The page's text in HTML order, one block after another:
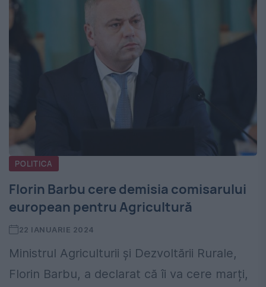
POLITICA
Florin Barbu cere demisia comisarului
european pentru Agricultură
22 IANUARIE 2024
Ministrul Agriculturii şi Dezvoltării Rurale,
Florin Barbu, a declarat că îi va cere marți,